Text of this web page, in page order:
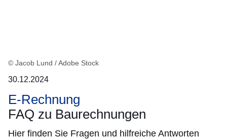
© Jacob Lund / Adobe Stock
30.12.2024
E-Rechnung
FAQ zu Baurechnungen
Hier finden Sie Fragen und hilfreiche Antworten